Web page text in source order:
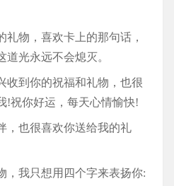
物，喜欢卡上的那句话，
道光永远不会熄灭。
到你的祝福和礼物，也很
!祝你好运，每天心情愉快!
也很喜欢你送给我的礼
我只想用四个字来表扬你: